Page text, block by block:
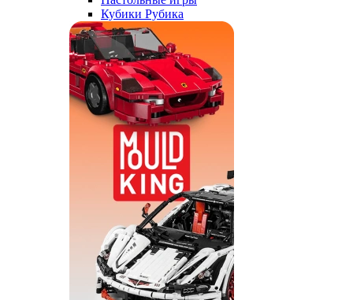
Кубики Рубика